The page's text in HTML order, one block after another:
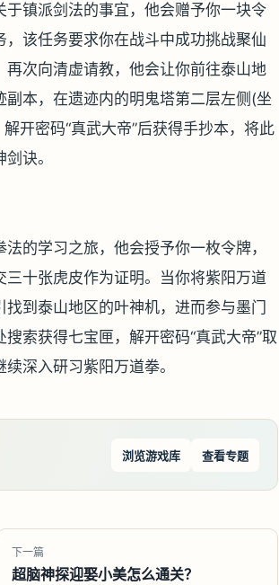
镇派剑法的事宜，他会赠予你一块令
该任务要求你在战斗中成功挑战聚仙
次向清虚请教，他会让你前往泰山地
本，在遗迹内的明鬼塔第二层左侧(坐
开密码“真武大帝”后获得手抄本，将此
诀。
的学习之旅，他会授予你一枚令牌，
十张虎皮作为证明。当你将紫阳万道
到泰山地区的叶神机，进而参与墨门
索获得七宝匣，解开密码“真武大帝”取
深入研习紫阳万道拳。
浏览游戏库 查看专题
下一篇
超脑神探迎娶小美怎么通关？